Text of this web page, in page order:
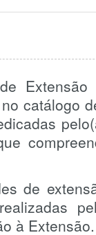
Extensão
catálogo
de
à Extensão.